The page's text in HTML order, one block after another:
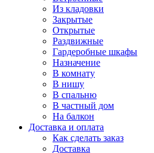
Из кладовки
Закрытые
Открытые
Раздвижные
Гардеробные шкафы
Назначение
В комнату
В нишу
В спальню
В частный дом
На балкон
Доставка и оплата
Как сделать заказ
Доставка